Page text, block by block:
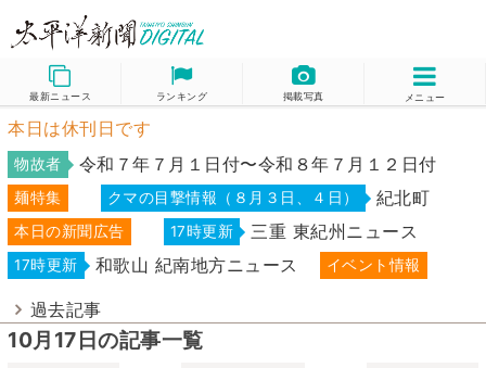
最新ニュース ランキング 掲載写真 メニュー
本日は休刊日です
物故者 令和７年７月１日付〜令和８年７月１２日付
麺特集 クマの目撃情報（８月３日、４日） 紀北町
本日の新聞広告 17時更新 三重 東紀州ニュース
17時更新 和歌山 紀南地方ニュース イベント情報
過去記事
10月17日の記事一覧